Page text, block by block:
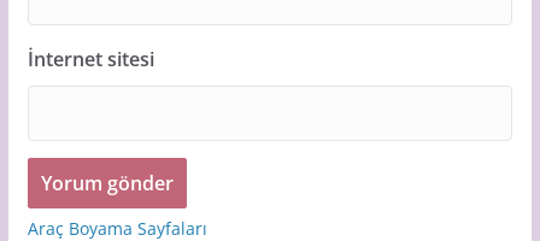
İnternet sitesi
Araç Boyama Sayfaları